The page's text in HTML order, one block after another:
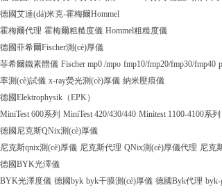
德國艾達(dá)米克-霍梅爾Hommel
霍梅爾代理 霍梅爾粗糙度儀 Hommel粗糙度儀
德國菲希爾Fischer測(cè)厚儀
菲希爾鐵素體儀 Fischer mp0 /mpo fmp10/fmp20/fmp30/fmp40
率測(cè)試儀 x-ray熒光測(cè)厚儀 納米壓痕儀
德國Elektrophysik（EPK）
MiniTest 600系列 MiniTest 420/430/440 Minitest 1100-4100系列
德國尼克斯QNix測(cè)厚儀
尼克斯qnix測(cè)厚儀 尼克斯代理 QNix測(cè)厚儀代理 尼克
德國BYK光澤儀
BYK光澤度儀 德國byk byk干膜測(cè)厚儀 德國Byk代理 byk-